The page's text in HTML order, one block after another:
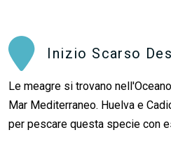
Inizio Scarso
Le meagre si trovano
Mar Mediterraneo. Huelva e
per pescare questa specie con